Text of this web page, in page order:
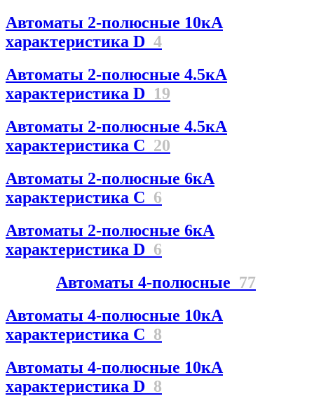
Автоматы 2-полюсные 10кА
характеристика D 4
Автоматы 2-полюсные 4.5кА
характеристика D 19
Автоматы 2-полюсные 4.5кА
характеристика С 20
Автоматы 2-полюсные 6кА
характеристика C 6
Автоматы 2-полюсные 6кА
характеристика D 6
Автоматы 4-полюсные 77
Автоматы 4-полюсные 10кА
характеристика C 8
Автоматы 4-полюсные 10кА
характеристика D 8